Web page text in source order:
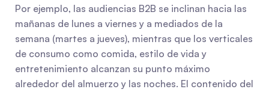
Por ejemplo, las audiencias B2B se inclinan hacia las
mañanas de lunes a viernes y a mediados de la
semana (martes a jueves), mientras que los verticales
de consumo como comida, estilo de vida y
entretenimiento alcanzan su punto máximo
alrededor del almuerzo y las noches. El contenido del